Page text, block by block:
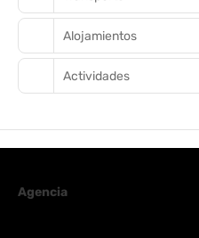
Alojamientos
Actividades
Agencia